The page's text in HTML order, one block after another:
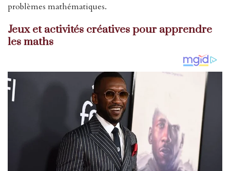
problèmes mathématiques.
Jeux et activités créatives pour apprendre
les maths